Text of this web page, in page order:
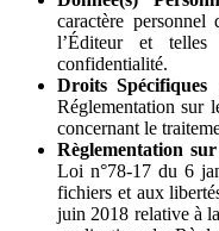
caractère personnel
l’Éditeur et
confidentialité.
Droits Spécifiques
Réglementation sur
concernant le
Règlementation
Loi n°78-17 du 6
fichiers et aux
juin 2018 relative à